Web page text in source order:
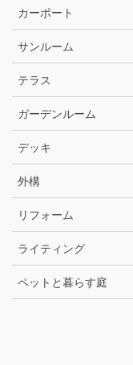
カーポート
サンルーム
テラス
ガーデンルーム
デッキ
外構
リフォーム
ライティング
ペットと暮らす庭